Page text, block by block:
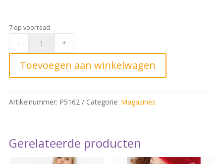
7 op voorraad
23*
quantity
- +
Toevoegen aan winkelwagen
Artikelnummer: P5162 Categorie: Magazines
Gerelateerde producten